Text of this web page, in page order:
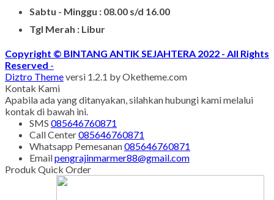
Sabtu - Minggu : 08.00 s/d 16.00
Tgl Merah : Libur
Copyright © BINTANG ANTIK SEJAHTERA 2022 - All Rights
Reserved -
Diztro Themeversi 1.2.1 by Oketheme.com
Kontak Kami
Apabila ada yang ditanyakan, silahkan hubungi kami melalui
kontak di bawah ini.
SMS 085646760871
Call Center085646760871
Whatsapp Pemesanan085646760871
Emailpengrajinmarmer88@gmail.com
Produk Quick Order